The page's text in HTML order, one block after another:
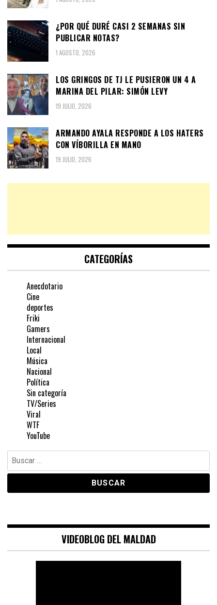
¿POR QUÉ DURÉ CASI 2 SEMANAS SIN
PUBLICAR NOTAS?
1 AGOSTO, 2026
LOS GRINGOS DE TJ LE PUSIERON UN 4 A
MARINA DEL PILAR: SIMÓN LEVY
19 JULIO, 2026
ARMANDO AYALA RESPONDE A LOS HATERS
CON VÍBORILLA EN MANO
19 JULIO, 2026
CATEGORÍAS
Anecdotario
Cine
deportes
Friki
Gamers
Internacional
Local
Música
Nacional
Política
Sin categoría
TV/Series
Viral
WTF
YouTube
Buscar:
VIDEOBLOG DEL MALDAD